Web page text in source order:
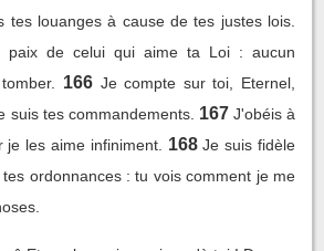
tes louanges à cause de tes justes lois.
paix de celui qui aime ta Loi : aucun
166 Je compte sur toi, Eternel,
suis tes commandements. 167 J'obéis à
les aime infiniment.
168 Je suis fidèle
ordonnances : tu vois comment je me